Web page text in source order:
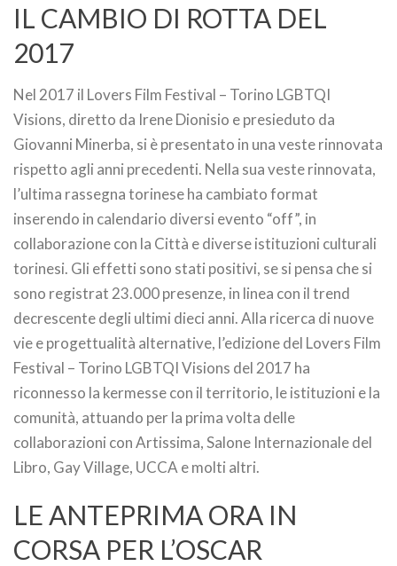
IL CAMBIO DI ROTTA DEL
2017
Nel 2017 il Lovers Film Festival – Torino LGBTQI
Visions, diretto da Irene Dionisio e presieduto da
Giovanni Minerba, si è presentato in una veste rinnovata
rispetto agli anni precedenti. Nella sua veste rinnovata,
l’ultima rassegna torinese ha cambiato format
inserendo in calendario diversi evento “off”, in
collaborazione con la Città e diverse istituzioni culturali
torinesi. Gli effetti sono stati positivi, se si pensa che si
sono registrat 23.000 presenze, in linea con il trend
decrescente degli ultimi dieci anni. Alla ricerca di nuove
vie e progettualità alternative, l’edizione del Lovers Film
Festival – Torino LGBTQI Visions del 2017 ha
riconnesso la kermesse con il territorio, le istituzioni e la
comunità, attuando per la prima volta delle
collaborazioni con Artissima, Salone Internazionale del
Libro, Gay Village, UCCA e molti altri.
LE ANTEPRIMA ORA IN
CORSA PER L’OSCAR